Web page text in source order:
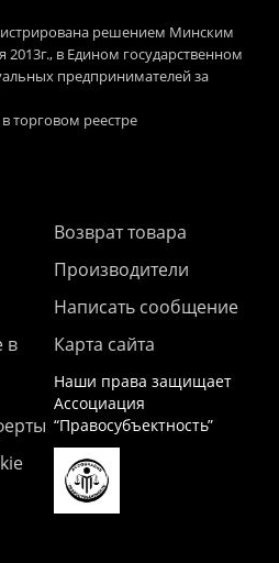
решением Минским
в Едином государственном
предпринимателей за
торговом реестре
в
Возврат товара
Производители
Написать сообщение
Карта сайта
Наши права защищает
Ассоциация
“Правосубъектность”